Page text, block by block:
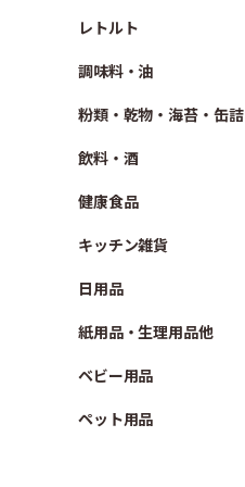
レトルト
調味料・油
粉類・乾物・海苔・缶詰
飲料・酒
健康食品
キッチン雑貨
日用品
紙用品・生理用品他
ベビー用品
ペット用品